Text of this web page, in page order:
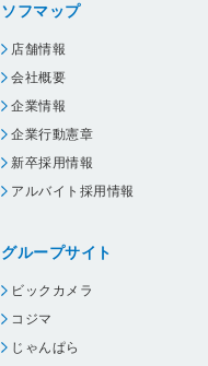
ソフマップ
店舗情報
会社概要
企業情報
企業行動憲章
新卒採用情報
アルバイト採用情報
グループサイト
ビックカメラ
コジマ
じゃんぱら